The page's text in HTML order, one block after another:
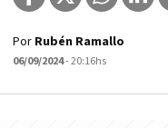
Por Rubén Ramallo
06/09/2024- 20:16hs